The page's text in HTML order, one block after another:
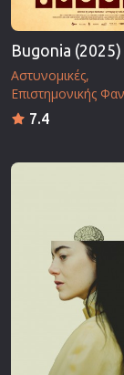
Bugonia (2025)
Αστυνομικές
Επιστημονικής
7.4